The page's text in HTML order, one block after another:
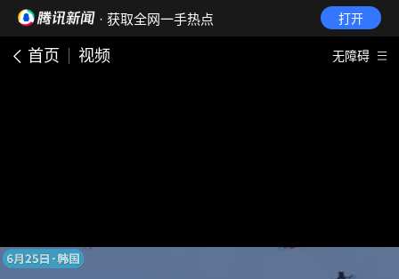
· 获取全网一手热点 打开
首页 视频 无障碍